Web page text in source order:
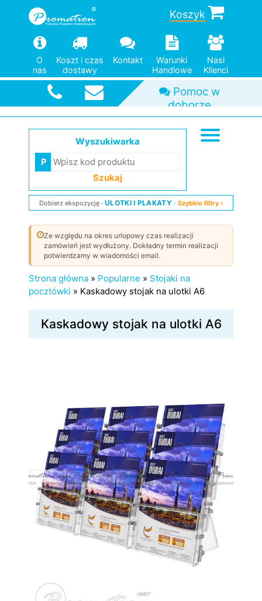
O
nas
Koszt i czas
dostawy
Kontakt
Warunki
Handlowe
Nasi
Klienci
Koszyk
Szybka
wysyłka
Od jednej
sztuki
Duży wybór
modeli
Pomoc w
doborze
Wyszukiwarka
Szukaj
Dobierz ekspozycję ULOTKI I PLAKATY Szybkie filtry ›
Ze względu na okres urlopowy czas realizacji
zamówień jest wydłużony. Dokładny termin realizacji
potwierdzamy w wiadomości email.
Strona główna » Popularne » Stojaki na
pocztówki » Kaskadowy stojak na ulotki A6
Kaskadowy stojak na ulotki A6